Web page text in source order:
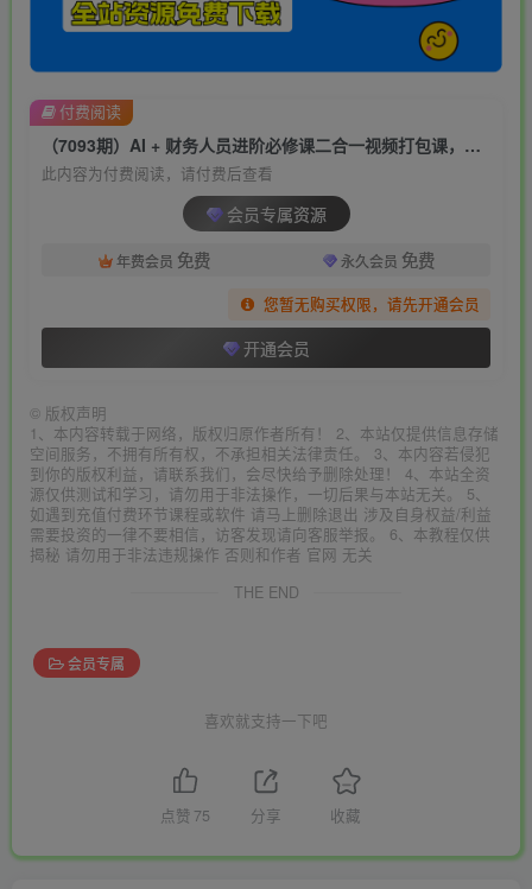
（7093期）AI + 财务人员进阶必修课二合一视频打包课，财务人员进阶必修课
此内容为付费阅读，请付费后查看
会员专属资源
年费会员 免费 永久会员 免费
您暂无购买权限，请先开通会员
开通会员
付费阅读
© 版权声明
1、本内容转载于网络，版权归原作者所有！ 2、本站仅提供信息存储
空间服务，不拥有所有权，不承担相关法律责任。 3、本内容若侵犯
到你的版权利益，请联系我们，会尽快给予删除处理！ 4、本站全资
源仅供测试和学习，请勿用于非法操作，一切后果与本站无关。 5、
如遇到充值付费环节课程或软件 请马上删除退出 涉及自身权益/利益
需要投资的一律不要相信，访客发现请向客服举报。 6、本教程仅供
揭秘 请勿用于非法违规操作 否则和作者 官网 无关
THE END
会员专属
喜欢就支持一下吧
点赞 75 分享 收藏